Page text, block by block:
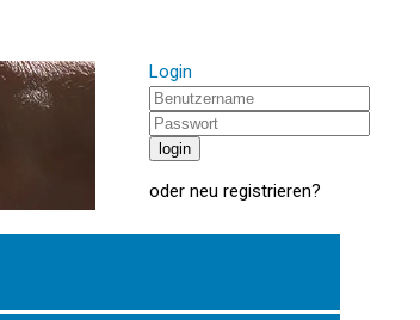
Login
oder neu registrieren?